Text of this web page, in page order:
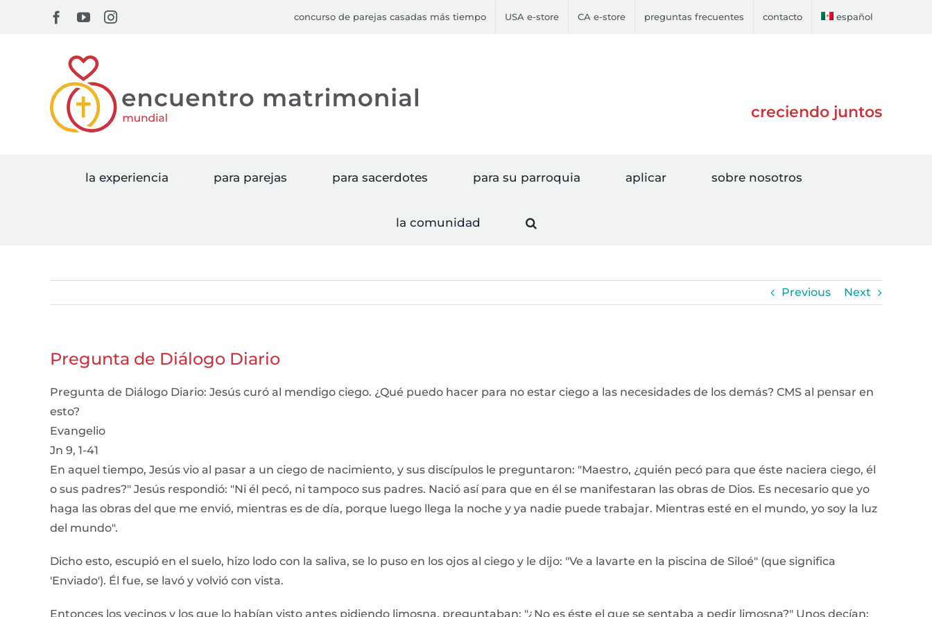
Facebook
YouTubeInstagram concurso de parejas casadas más tiempo USA e-store CA e-store preguntas frecuentes contacto español
creciendo juntos
la experiencia para parejas para sacerdotes para su parroquia aplicar sobre nosotros
la comunidad
Previous Next
Pregunta de Diálogo Diario
Pregunta de Diálogo Diario: Jesús curó al mendigo ciego. ¿Qué puedo hacer para no estar ciego a las necesidades de los demás? CMS al pensar en
esto?
Evangelio
Jn 9, 1-41
En aquel tiempo, Jesús vio al pasar a un ciego de nacimiento, y sus discípulos le preguntaron: "Maestro, ¿quién pecó para que éste naciera ciego, él
o sus padres?" Jesús respondió: "Ni él pecó, ni tampoco sus padres. Nació así para que en él se manifestaran las obras de Dios. Es necesario que yo
haga las obras del que me envió, mientras es de día, porque luego llega la noche y ya nadie puede trabajar. Mientras esté en el mundo, yo soy la luz
del mundo".
Dicho esto, escupió en el suelo, hizo lodo con la saliva, se lo puso en los ojos al ciego y le dijo: "Ve a lavarte en la piscina de Siloé" (que significa
'Enviado'). Él fue, se lavó y volvió con vista.
Entonces los vecinos y los que lo habían visto antes pidiendo limosna, preguntaban: "¿No es éste el que se sentaba a pedir limosna?" Unos decían: